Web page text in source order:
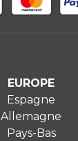
EUROPE
Espagne
Allemagne
Pays-Bas